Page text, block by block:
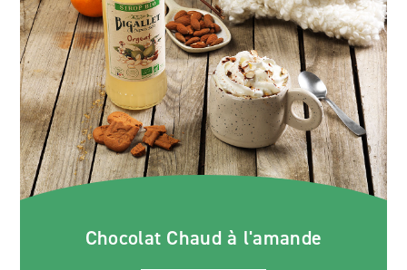
Chocolat Chaud à l'amande